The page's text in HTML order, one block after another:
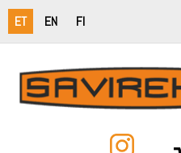
ET EN FI